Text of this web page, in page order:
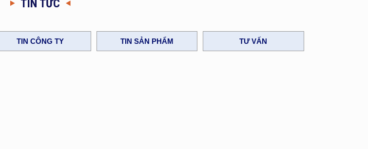
TIN TỨC
TIN CÔNG TY TIN SẢN PHẨM TƯ VẤN